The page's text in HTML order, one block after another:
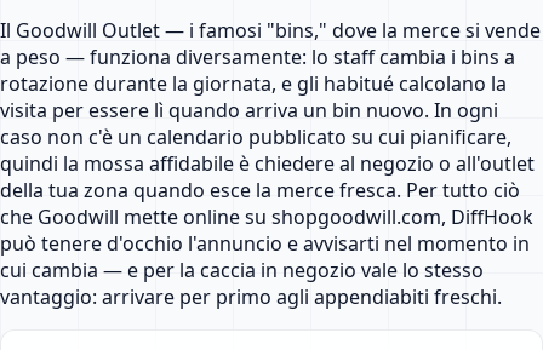
Il Goodwill Outlet — i famosi "bins," dove la merce si vende
a peso — funziona diversamente: lo staff cambia i bins a
rotazione durante la giornata, e gli habitué calcolano la
visita per essere lì quando arriva un bin nuovo. In ogni
caso non c'è un calendario pubblicato su cui pianificare,
quindi la mossa affidabile è chiedere al negozio o all'outlet
della tua zona quando esce la merce fresca. Per tutto ciò
che Goodwill mette online su shopgoodwill.com, DiffHook
può tenere d'occhio l'annuncio e avvisarti nel momento in
cui cambia — e per la caccia in negozio vale lo stesso
vantaggio: arrivare per primo agli appendiabiti freschi.